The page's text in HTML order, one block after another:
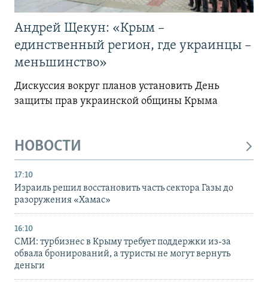
Андрей Щекун: «Крым –
единственный регион, где украинцы –
меньшинство»
Дискуссия вокруг планов установить День
защиты прав украинской общины Крыма
НОВОСТИ
17:10
Израиль решил восстановить часть сектора Газы до
разоружения «Хамас»
16:10
СМИ: турбизнес в Крыму требует поддержки из-за
обвала бронирований, а туристы не могут вернуть
деньги